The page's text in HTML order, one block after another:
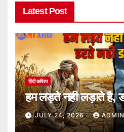
Latest Post
हिंदी कविता
हम लड़ते नही लड़ाते है,
JULY 24, 2026 ADMIN